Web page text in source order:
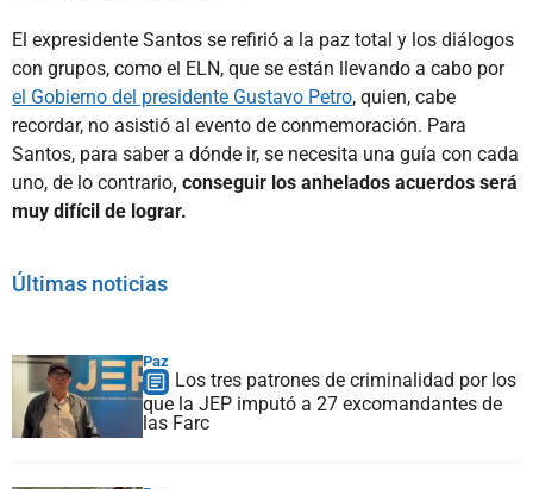
El expresidente Santos se refirió a la paz total y los diálogos
con grupos, como el ELN, que se están llevando a cabo por
el Gobierno del presidente Gustavo Petro, quien, cabe
recordar, no asistió al evento de conmemoración. Para
Santos, para saber a dónde ir, se necesita una guía con cada
uno, de lo contrario, conseguir los anhelados acuerdos será
muy difícil de lograr.
Últimas noticias
Paz
Los tres patrones de criminalidad por los
que la JEP imputó a 27 excomandantes de
las Farc